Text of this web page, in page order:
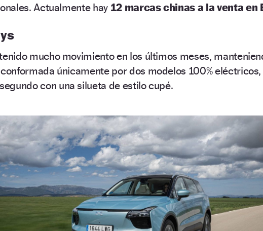
Actualmente hay 12 marcas chinas a la venta en
mucho movimiento en los últimos meses,
únicamente por dos modelos 100% eléctricos,
con una silueta de estilo cupé.